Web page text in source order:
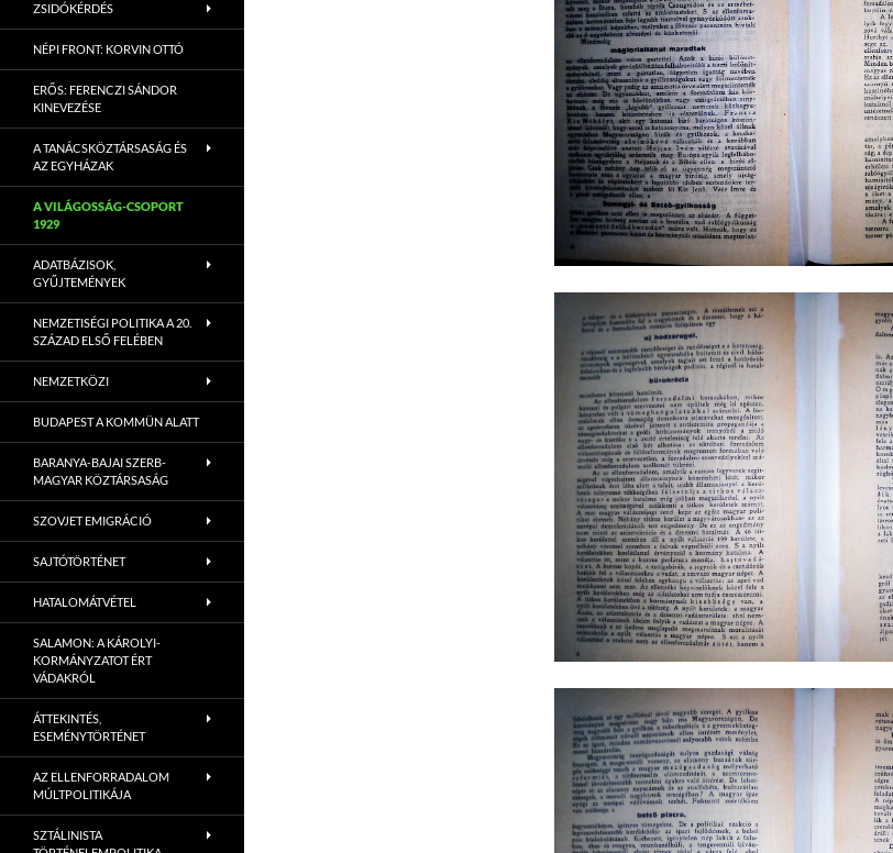
ZSIDÓKÉRDÉS
NÉPI FRONT: KORVIN OTTÓ
ERŐS: FERENCZI SÁNDOR
KINEVEZÉSE
A TANÁCSKÖZTÁRSASÁG ÉS
AZ EGYHÁZAK
A VILÁGOSSÁG-CSOPORT
1929
ADATBÁZISOK,
GYŰJTEMÉNYEK
NEMZETISÉGI POLITIKA A 20.
SZÁZAD ELSŐ FELÉBEN
NEMZETKÖZI
BUDAPEST A KOMMÜN ALATT
BARANYA-BAJAI SZERB-
MAGYAR KÖZTÁRSASÁG
SZOVJET EMIGRÁCIÓ
SAJTÓTÖRTÉNET
HATALOMÁTVÉTEL
SALAMON: A KÁROLYI-
KORMÁNYZATOT ÉRT
VÁDAKRÓL
ÁTTEKINTÉS,
ESEMÉNYTÖRTÉNET
AZ ELLENFORRADALOM
MÚLTPOLITIKÁJA
SZTÁLINISTA